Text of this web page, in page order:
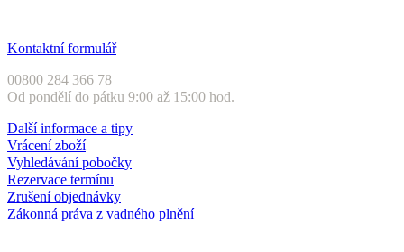
Kontaktní formulář
00800 284 366 78
Od pondělí do pátku 9:00 až 15:00 hod.
Další informace a tipy
Vrácení zboží
Vyhledávání pobočky
Rezervace termínu
Zrušení objednávky
Zákonná práva z vadného plnění